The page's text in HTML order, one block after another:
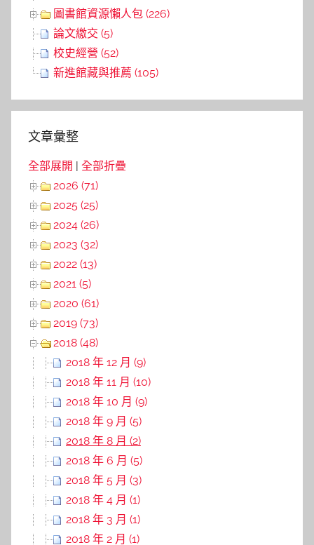
圖書館資源懶人包 (226)
論文繳交 (5)
校史經營 (52)
新進館藏與推薦 (105)
文章彙整
全部展開
全部折疊
2026 (71)
2025 (25)
2024 (26)
2023 (32)
2022 (13)
2021 (5)
2020 (61)
2019 (73)
2018 (48)
2018 年 12 月 (9)
2018 年 11 月 (10)
2018 年 10 月 (9)
2018 年 9 月 (5)
2018 年 8 月 (2)
2018 年 6 月 (5)
2018 年 5 月 (3)
2018 年 4 月 (1)
2018 年 3 月 (1)
2018 年 2 月 (1)